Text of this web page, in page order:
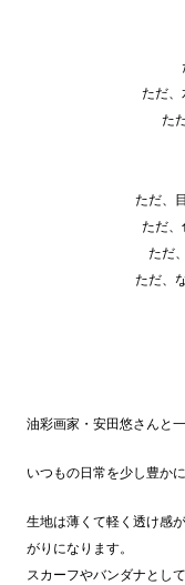
ただ、
た
ただ、
ただ、
ただ
ただ、
油彩画家・安田悠さんと
いつもの日常を少し豊か
生地は薄くて軽く透け感
がりになります。
スカーフやバンダナとし